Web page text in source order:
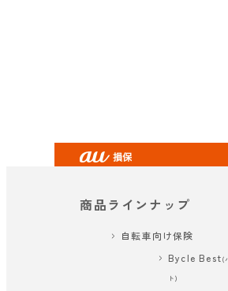
商品ラインナップ
自転車向け保険
Bycle Best(
ト)